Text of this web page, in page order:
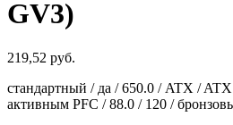
GV3)
219,52 руб.
стандартный / да / 650.0 / ATX /
активным PFC / 88.0 / 120 /